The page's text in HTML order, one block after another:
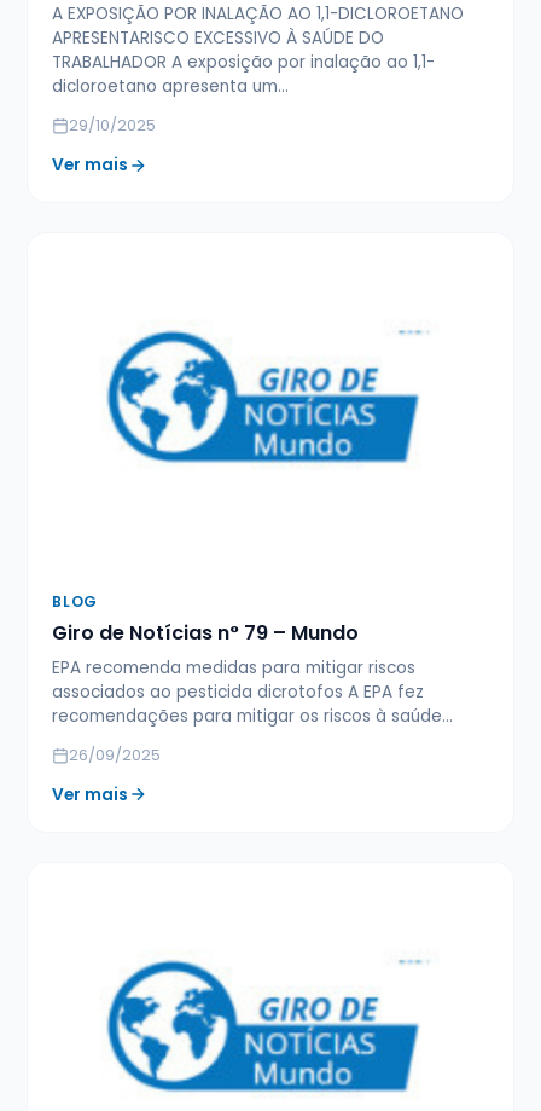
A EXPOSIÇÃO POR INALAÇÃO AO 1,1-DICLOROETANO
APRESENTARISCO EXCESSIVO À SAÚDE DO
TRABALHADOR A exposição por inalação ao 1,1-
dicloroetano apresenta um…
29/10/2025
Ver mais
BLOG
Giro de Notícias n° 79 – Mundo
EPA recomenda medidas para mitigar riscos
associados ao pesticida dicrotofos A EPA fez
recomendações para mitigar os riscos à saúde…
26/09/2025
Ver mais